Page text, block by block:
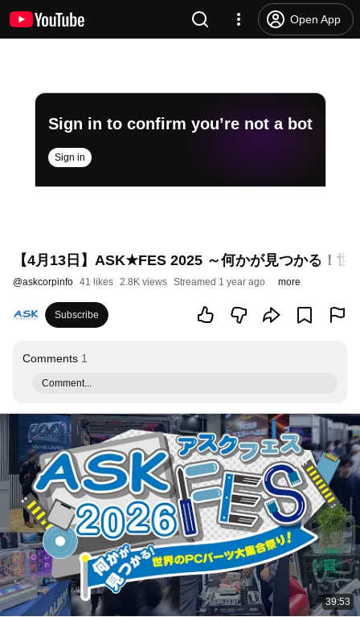
Open App
Sign in to confirm you’re not a bot
Sign in
【4月13日】ASK★FES 2025 ～何かが見つかる！
@askcorpinfo 41 likes 2.8K views Streamed 1 year ago more
Subscribe
Comments 1
Comment...
39:53